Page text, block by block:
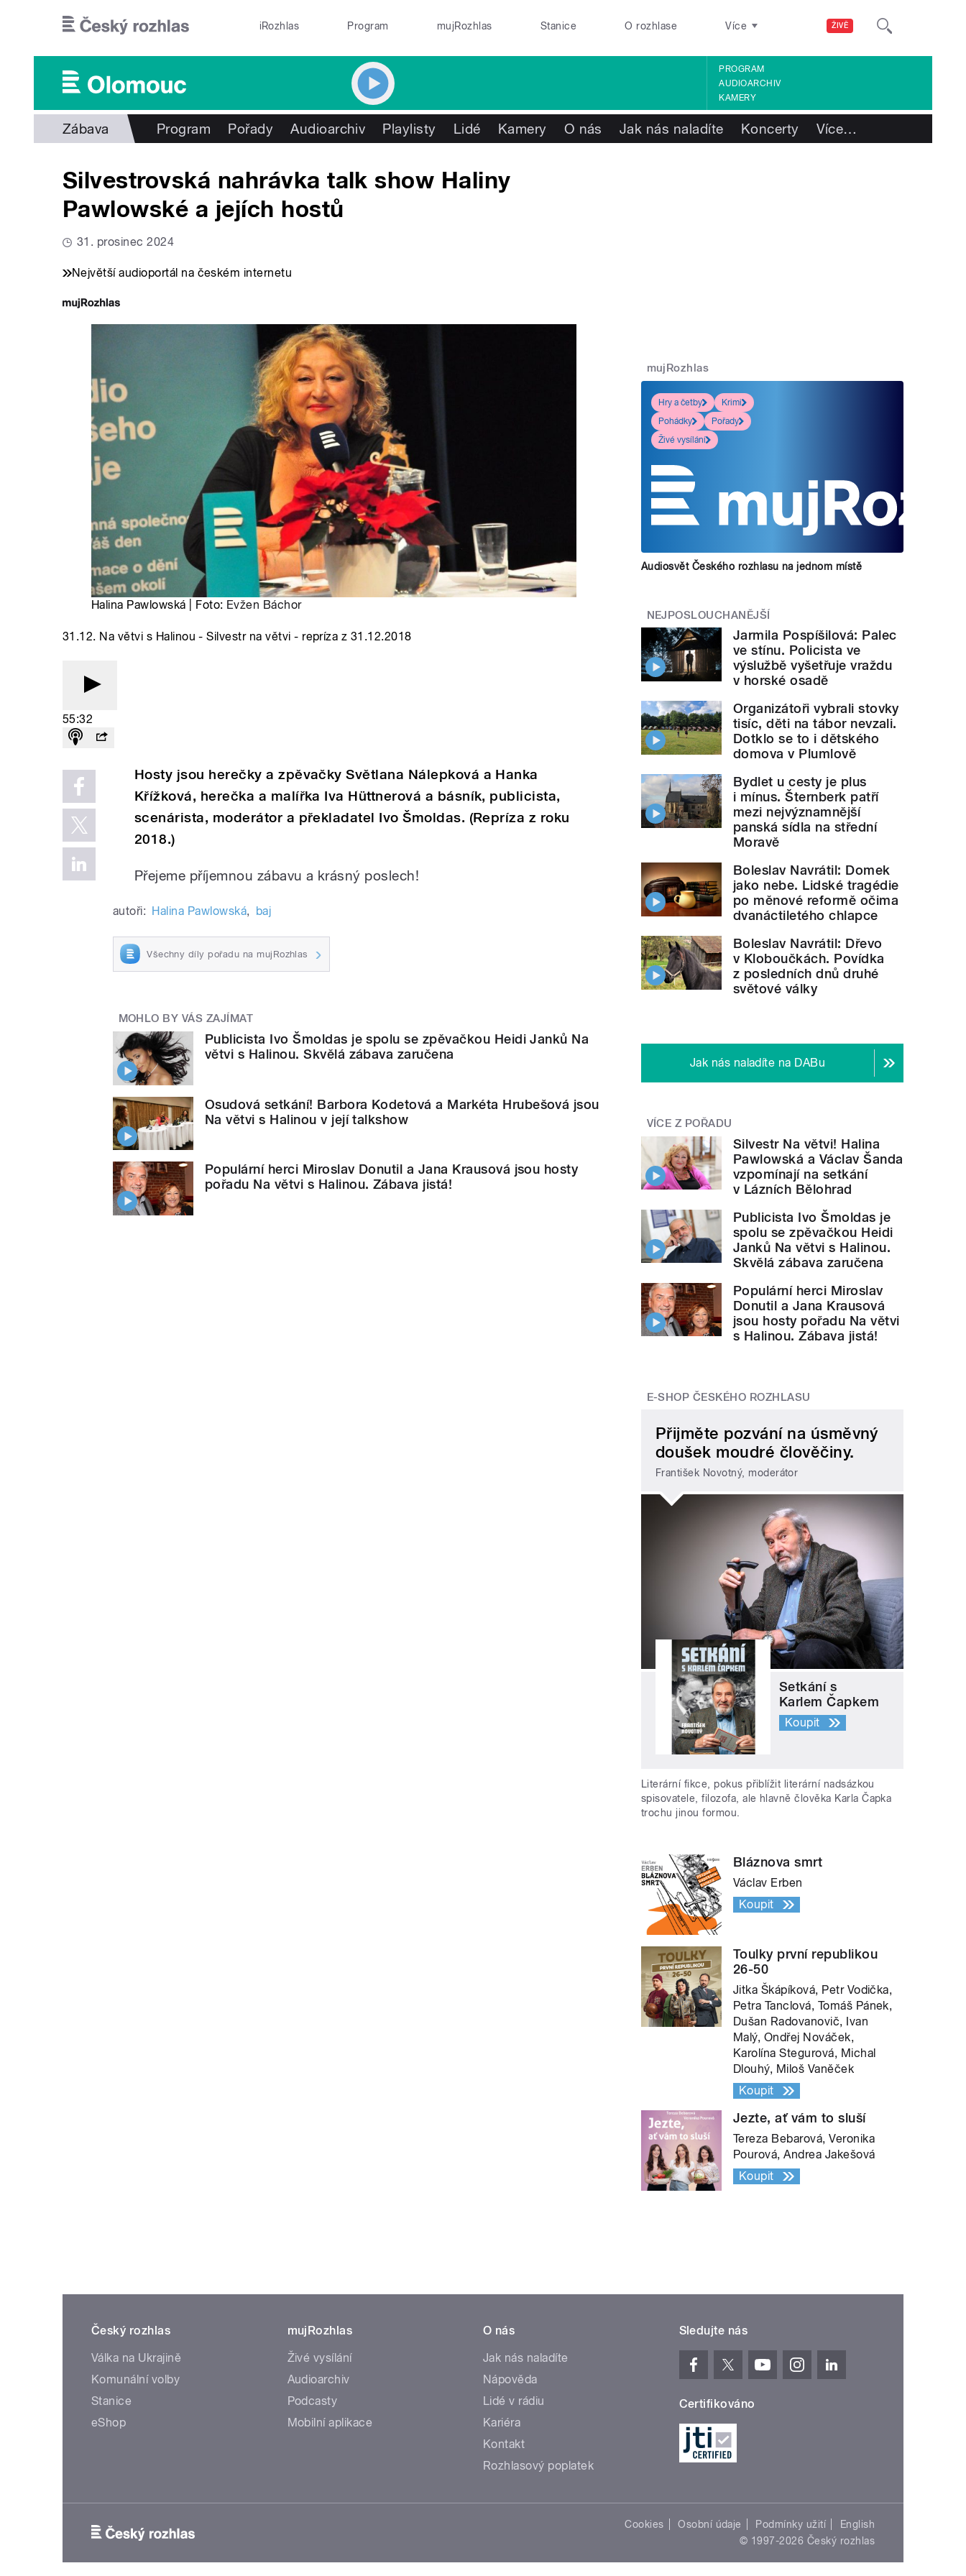
ŽIVĚ
iRozhlas Program mujRozhlas Stanice O rozhlase Více
PROGRAM
AUDIOARCHIV
KAMERY
Zábava Program Pořady Audioarchiv Playlisty Lidé Kamery O nás Jak nás naladíte Koncerty Více…
Silvestrovská nahrávka talk show Haliny
Pawlowské a jejích hostů
31. prosinec 2024
Největší audioportál na českém internetu
Halina Pawlowská | Foto: Evžen Báchor
31.12. Na větvi s Halinou - Silvestr na větvi - repríza z 31.12.2018
55:32
Hosty jsou herečky a zpěvačky Světlana Nálepková a Hanka
Křížková, herečka a malířka Iva Hüttnerová a básník, publicista,
scenárista, moderátor a překladatel Ivo Šmoldas. (Repríza z roku
2018.)
Přejeme příjemnou zábavu a krásný poslech!
autoři: Halina Pawlowská, baj
Všechny díly pořadu na mujRozhlas
MOHLO BY VÁS ZAJÍMAT
Publicista Ivo Šmoldas je spolu se zpěvačkou Heidi Janků Na
větvi s Halinou. Skvělá zábava zaručena
Osudová setkání! Barbora Kodetová a Markéta Hrubešová jsou
Na větvi s Halinou v její talkshow
Populární herci Miroslav Donutil a Jana Krausová jsou hosty
pořadu Na větvi s Halinou. Zábava jistá!
mujRozhlas
Hry a četby
Krimi
Pohádky
Pořady
Živé vysílání
Audiosvět Českého rozhlasu na jednom místě
NEJPOSLOUCHANĚJŠÍ
Jarmila Pospíšilová: Palec
ve stínu. Policista ve
výslužbě vyšetřuje vraždu
v horské osadě
Organizátoři vybrali stovky
tisíc, děti na tábor nevzali.
Dotklo se to i dětského
domova v Plumlově
Bydlet u cesty je plus
i mínus. Šternberk patří
mezi nejvýznamnější
panská sídla na střední
Moravě
Boleslav Navrátil: Domek
jako nebe. Lidské tragédie
po měnové reformě očima
dvanáctiletého chlapce
Boleslav Navrátil: Dřevo
v Kloboučkách. Povídka
z posledních dnů druhé
světové války
Jak nás naladíte na DABu
VÍCE Z POŘADU
Silvestr Na větvi! Halina
Pawlowská a Václav Šanda
vzpomínají na setkání
v Lázních Bělohrad
Publicista Ivo Šmoldas je
spolu se zpěvačkou Heidi
Janků Na větvi s Halinou.
Skvělá zábava zaručena
Populární herci Miroslav
Donutil a Jana Krausová
jsou hosty pořadu Na větvi
s Halinou. Zábava jistá!
E-SHOP ČESKÉHO ROZHLASU
Přijměte pozvání na úsměvný
doušek moudré člověčiny.
František Novotný, moderátor
Setkání s
Karlem Čapkem
Koupit
Literární fikce, pokus přiblížit literární nadsázkou
spisovatele, filozofa, ale hlavně člověka Karla Čapka
trochu jinou formou.
Bláznova smrt
Václav Erben
Koupit
Toulky první republikou
26-50
Jitka Škápíková, Petr Vodička,
Petra Tanclová, Tomáš Pánek,
Dušan Radovanovič, Ivan
Malý, Ondřej Nováček,
Karolína Stegurová, Michal
Dlouhý, Miloš Vaněček
Koupit
Jezte, ať vám to sluší
Tereza Bebarová, Veronika
Pourová, Andrea Jakešová
Koupit
Český rozhlas
Válka na Ukrajině
Komunální volby
Stanice
eShop
mujRozhlas
Živé vysílání
Audioarchiv
Podcasty
Mobilní aplikace
O nás
Jak nás naladíte
Nápověda
Lidé v rádiu
Kariéra
Kontakt
Rozhlasový poplatek
Sledujte nás
Certifikováno
Cookies Osobní údaje Podmínky užití
English
© 1997-2026 Český rozhlas